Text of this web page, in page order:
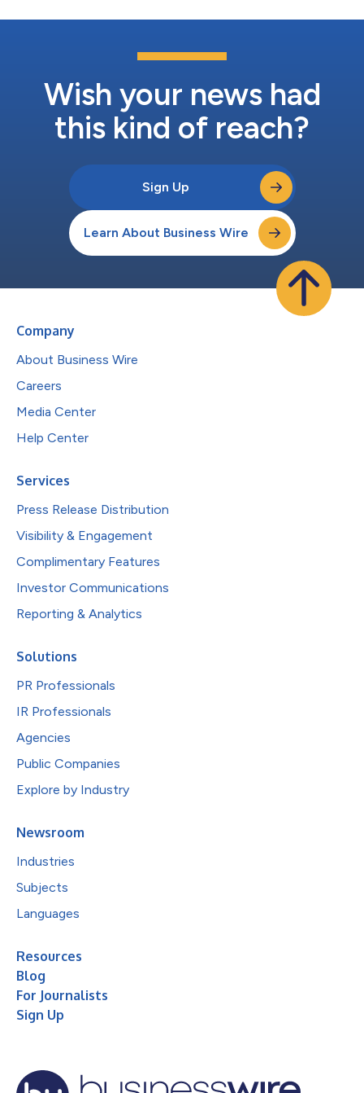
Wish your news had
this kind of reach?
Sign Up
Learn About Business Wire
Company
About Business Wire
Careers
Media Center
Help Center
Services
Press Release Distribution
Visibility & Engagement
Complimentary Features
Investor Communications
Reporting & Analytics
Solutions
PR Professionals
IR Professionals
Agencies
Public Companies
Explore by Industry
Newsroom
Industries
Subjects
Languages
Resources
Blog
For Journalists
Sign Up